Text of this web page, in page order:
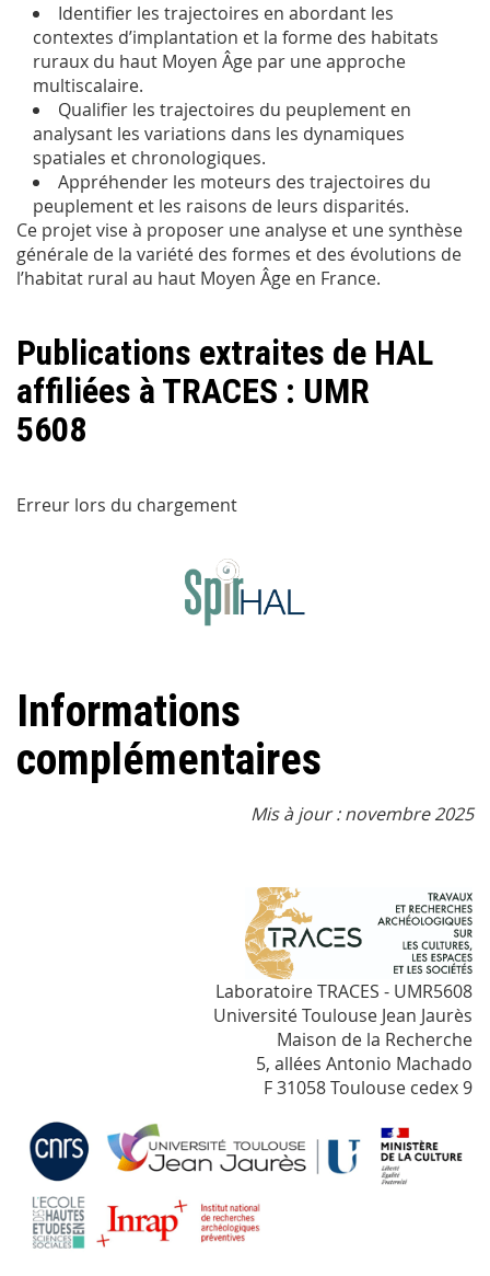
Identifier les trajectoires en abordant les
contextes d’implantation et la forme des habitats
ruraux du haut Moyen Âge par une approche
multiscalaire.
Qualifier les trajectoires du peuplement en
analysant les variations dans les dynamiques
spatiales et chronologiques.
Appréhender les moteurs des trajectoires du
peuplement et les raisons de leurs disparités.
Ce projet vise à proposer une analyse et une synthèse
générale de la variété des formes et des évolutions de
l’habitat rural au haut Moyen Âge en France.
Publications extraites de HAL
affiliées à TRACES : UMR
5608
Erreur lors du chargement
Informations
complémentaires
Mis à jour : novembre 2025
Laboratoire TRACES - UMR5608
Université Toulouse Jean Jaurès
Maison de la Recherche
5, allées Antonio Machado
F 31058 Toulouse cedex 9